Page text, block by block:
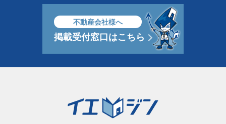
不動産会社様へ
掲載受付窓口はこちら